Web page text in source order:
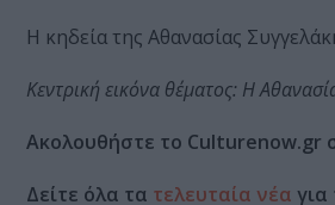
Η κηδεία της Αθανασίας
Κεντρική εικόνα θέματος: H
Ακολουθήστε το Culturenow.gr
Δείτε όλα τα τελευταία νέα